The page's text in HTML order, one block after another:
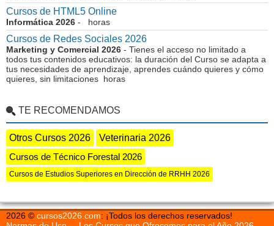
Cursos de HTML5 Online
Informática 2026 - horas
Cursos de Redes Sociales 2026
Marketing y Comercial 2026 - Tienes el acceso no limitado a
todos tus contenidos educativos: la duración del Curso se adapta a
tus necesidades de aprendizaje, aprendes cuándo quieres y cómo
quieres, sin limitaciones horas
TE RECOMENDAMOS
Otros Cursos 2026
Veterinaria 2026
Cursos de Técnico Forestal 2026
Cursos de Estudios Superiores en Dirección de RRHH 2026
2026 © cursos2026.com: ¡Todos los derechos reservados!